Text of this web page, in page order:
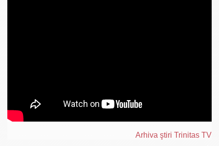
Arhiva ştiri Trinitas TV